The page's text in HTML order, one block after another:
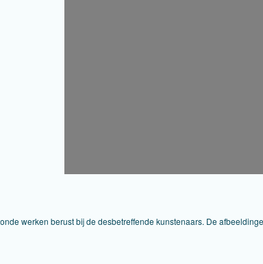
werken berust bij de desbetreffende kunstenaars. De